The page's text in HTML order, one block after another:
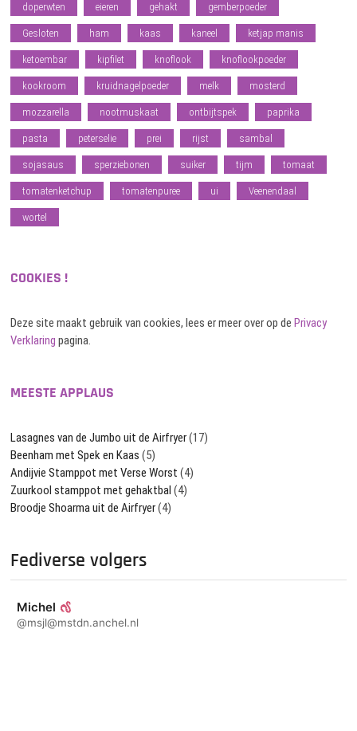
doperwten eieren gehakt gemberpoeder
Gesloten ham kaas kaneel ketjap manis
ketoembar kipfilet knoflook knoflookpoeder
kookroom kruidnagelpoeder melk mosterd
mozzarella nootmuskaat ontbijtspek paprika
pasta peterselie prei rijst sambal
sojasaus sperziebonen suiker tijm tomaat
tomatenketchup tomatenpuree ui Veenendaal
wortel
COOKIES !
Deze site maakt gebruik van cookies, lees er meer over op dePrivacy
Verklaring pagina.
MEESTE APPLAUS
Lasagnes van de Jumbo uit de Airfryer(17)
Beenham met Spek en Kaas (5)
Andijvie Stamppot met Verse Worst (4)
Zuurkool stamppot met gehaktbal (4)
Broodje Shoarma uit de Airfryer(4)
Fediverse volgers
Michel
@msjl@mstdn.anchel.nl